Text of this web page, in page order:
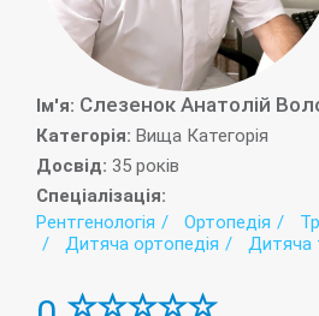
Iм'я: Слезенок Анатолій
Категорія: Вища Категорія
Досвід: 35 років
Спеціалізація:
Рентгенологія
Ортопедія
Дитяча ортопедія
Дитяча